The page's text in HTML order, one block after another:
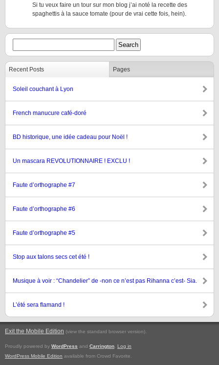
Si tu veux faire un tour sur mon blog j’ai noté la recette des
spaghettis à la sauce tomate (pour de vrai cette fois, hein).
Recent Posts Pages
Soleil couchant à Lyon
French manucure café-doré
BD historique, une idée cadeau pour Noël !
Un mascara REVOLUTIONNAIRE ! EXCLU !
Faute d’orthographe #7
Faute d’orthographe #6
Faute d’orthographe #5
Stop aux talons secs cet été !
Musique à voir : “Chandelier” de -non ce n’est pas Rihanna c’est- Sia.
L’été sera flamand !
Exit the Mobile Edition (view the standard browser version).
Proudly powered by WordPress and Carrington
Log in
WordPress Mobile Edition available from Crowd Favorite.